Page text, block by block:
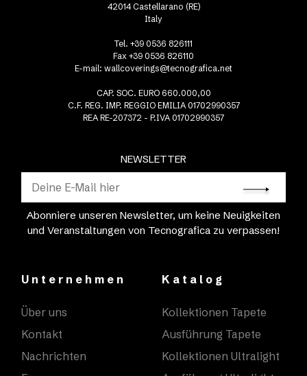
NEWSLETTER
Abonniere unseren Newsletter, um keine Neuigkeiten
und Veranstaltungen von Tecnografica zu verpassen!
42014 Castellarano (RE)
Italy
Tel. +39 0536 826111
Fax +39 0536 826110
E-mail: wallcoverings@tecnografica.net
CAP. SOC. EURO 660.000,00
C.F. REG. IMP. REGGIO EMILIA 01702990357
REA RE-207372 - P.IVA 01702990357
Unternehmen
Über uns
Kontakt
Nachrichten
Katalog
Kollektionen Tapete
Ausführung Tapete
Kollektionen Ultralight